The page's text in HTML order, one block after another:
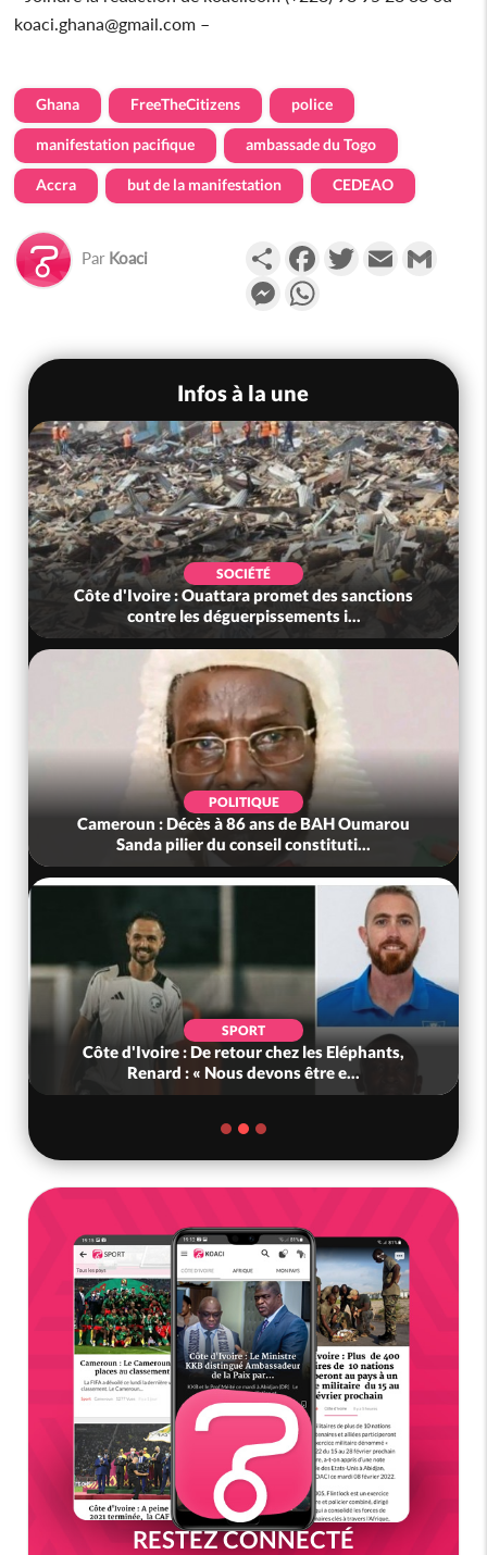
koaci.ghana@gmail.com –
Ghana FreeTheCitizens police
manifestation pacifique ambassade du Togo
Accra but de la manifestation CEDEAO
Par Koaci PartagerFacebookTwitterEmail
Messenger
Infos à la une
SOCIÉTÉ
Côte d'Ivoire : Ouattara promet des sanctions
contre les déguerpissements i...
POLITIQUE
Cameroun : Décès à 86 ans de BAH Oumarou
Sanda pilier du conseil constituti...
SPORT
Côte d'Ivoire : De retour chez les Eléphants,
Renard : « Nous devons être e...
RESTEZ CONNECTÉ